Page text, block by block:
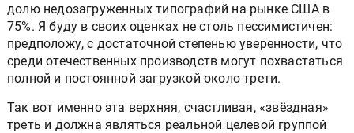
долю недозагруженных типографий на рынке США в
75%. Я буду в своих оценках не столь пессимистичен:
предположу, с достаточной степенью уверенности, что
среди отечественных производств могут похвастаться
полной и постоянной загрузкой около трети.
Так вот именно эта верхняя, счастливая, «звёздная»
треть и должна являться реальной целевой группой